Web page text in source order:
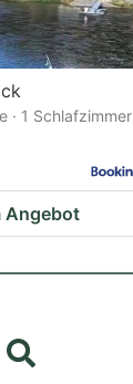
· 1 Schlafzimmer
Angebot